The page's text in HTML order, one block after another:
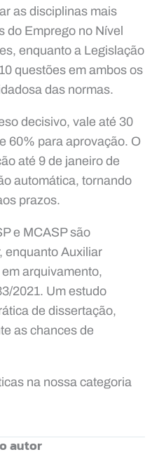
as disciplinas mais
do Emprego no Nível
enquanto a Legislação
questões em ambos os
das normas.
decisivo, vale até 30
60% para aprovação. O
até 9 de janeiro de
automática, tornando
prazos.
e MCASP são
enquanto Auxiliar
arquivamento,
2021. Um estudo
de dissertação,
as chances de
na nossa categoria
autor